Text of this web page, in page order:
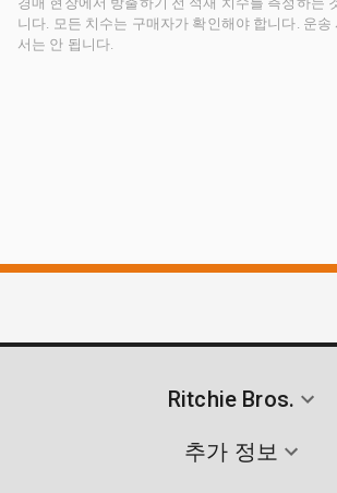
니다. 모든 치수는 구매자가 확인해야 합니다. 운송
서는 안 됩니다.
Ritchie Bros.
추가 정보